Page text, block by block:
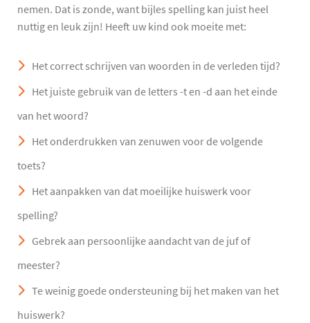
nemen. Dat is zonde, want bijles spelling kan juist heel
nuttig en leuk zijn! Heeft uw kind ook moeite met:
Het correct schrijven van woorden in de verleden tijd?
Het juiste gebruik van de letters -t en -d aan het einde
van het woord?
Het onderdrukken van zenuwen voor de volgende
toets?
Het aanpakken van dat moeilijke huiswerk voor
spelling?
Gebrek aan persoonlijke aandacht van de juf of
meester?
Te weinig goede ondersteuning bij het maken van het
huiswerk?